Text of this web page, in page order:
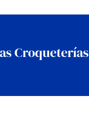
Croqueterías